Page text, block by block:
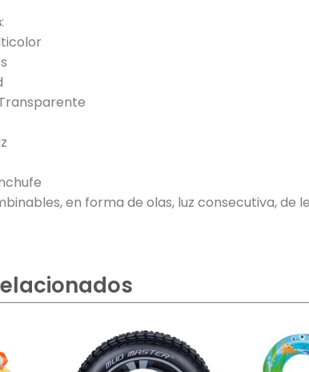
:
en forma de olas, luz consecutiva,